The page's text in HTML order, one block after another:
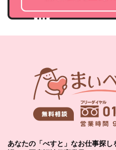
あなたの「べすと」なお仕事探